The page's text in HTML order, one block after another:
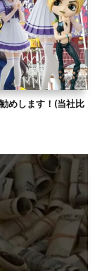
めします！(当社比